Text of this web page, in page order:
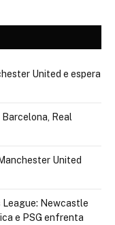
United e espera
Real
United
Newcastle
e PSG enfrenta